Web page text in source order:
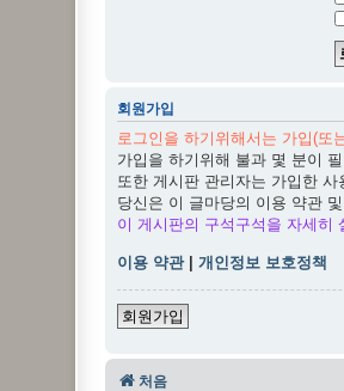
회원가입
로그인을 하기위해서는 가입(또
가입을 하기위해 불과 몇 분이
또한 게시판 관리자는 가입한
당신은 이 글마당의 이용 약관
이 게시판의 구석구석을 자세히
이용 약관| 개인정보 보호정책
회원가입
처음